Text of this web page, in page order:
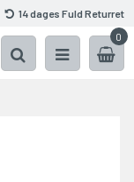
14 dages Fuld Returret
0